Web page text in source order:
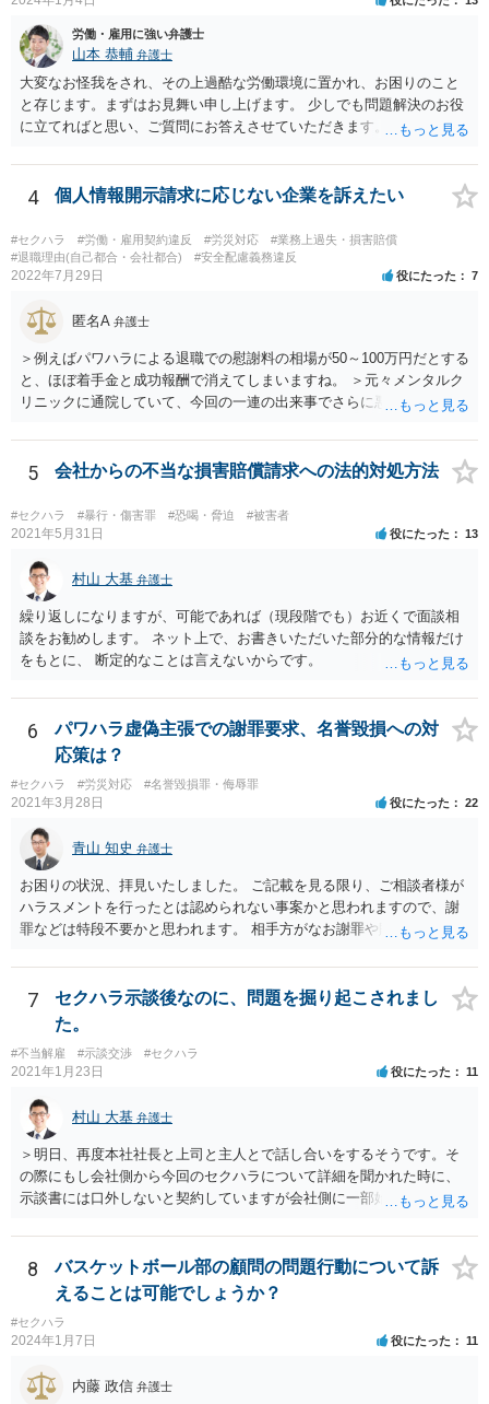
労働・雇用に強い弁護士
山本 恭輔 弁護士
大変なお怪我をされ、その上過酷な労働環境に置かれ、お困りのこと
と存じます。まずはお見舞い申し上げます。 少しでも問題解決のお役
に立てればと思い、ご質問にお答えさせていただきます。 ご相談者の
我に関しては労災保険からの給付や会社からの損害賠償が、過重労働
に関しては未払残業代の支払が受けられる可能性がある事案とお見受
けします。 請求が認められる可能性や採るべき手続を検討するには、
様々な事情のヒアリングや証拠資料の検討が必要になるため、今後の
方針の検討も含め、一度面談にて法律相談をされることをおすすめし
ます。
4 個人情報開示請求に応じない企業を訴えたい
#セクハラ #労働・雇用契約違反 #労災対応
#業務上過失・損害賠償
#退職理由(自己都合・会社都合)
#安全配慮義務違反
2022年7月29日 役にたった 7
匿名A 弁護士
＞例えばパワハラによる退職での慰謝料の相場が50～100万円だとする
と、ほぼ着手金と成功報酬で消えてしまいますね。 ＞元々メンタルク
リニックに通院していて、今回の一連の出来事でさらに悪化した事実
万が一、慰謝料請求が認められるにしても金額としては微々たるもの
かと思いますが、依頼する弁護士に詳細を説明したうえで指示を仰い
5 会社からの不当な損害賠償請求への法的対処方法
#セクハラ #暴行・傷害罪 #恐喝・脅迫 #被害者
2021年5月31日 役にたった 13
村山 大基 弁護士
繰り返しになりますが、可能であれば（現段階でも）お近くで面談相
談をお勧めします。 ネット上で、お書きいただいた部分的な情報だけ
をもとに、 断定的なことは言えないからです。
6
パワハラ虚偽主張での謝罪要求、名誉毀損への対
応策は？
#セクハラ #労災対応 #名誉毀損罪・侮辱罪
2021年3月28日 役にたった 22
青山 知史 弁護士
お困りの状況、拝見いたしました。 ご記載を見る限り、ご相談者様が
ハラスメントを行ったとは認められない事案かと思われますので、謝
罪などは特段不要かと思われます。 相手方がなお謝罪や賠償を要求す
訴訟などによって債務不存在確認などを求めることも可能です。 相手
方の行為は、ご相談者様の名誉や名誉感情を損なう事項を第三者に通
知したものであり、社内でも共有されている実態を考えれば、金額の
多寡は別として、名誉毀損に基づく損害賠償請求などが成立する可能
性もあるかと思われます。 本件に対する対応ですが、そもそも根拠を
欠く主張であり、会社としても相手方の請求を取り合うつもり事態が
ない可能性もあるかと思われます。 こうした場合であれば、結局は相
手方として、言い分がなにも通らないまま、断念ををすることにな
り、ご相談者様も直接に問題のある人物と接触を持たずに済むかと思
いますので、必ずしも、ご相談者様がコストをかけて、相手方を責め
るまでをしなくともよいかとも考えられます。 もっとも、ご相談者様
として本件行動が納得できない場合には、コスト面も生じることから
十分にご検討をいただく必要はあるかと思いますが、相手方に対して
正式な警告の書面を送ったり、名誉毀損に当たりうる行為について、
賠償を求めていく余地はあるかと思われます。
7
セクハラ示談後なのに、問題を掘り起こされまし
た。
#不当解雇 #示談交渉 #セクハラ
2021年1月23日 役にたった 11
村山 大基 弁護士
＞明日、再度本社社長と上司と主人とで話し合いをするそうです。そ
の際にもし会社側から今回のセクハラについて詳細を聞かれた時に、
示談書には口外しないと契約していますが会社側に一部始終を話して
合、どのように対応したら良いですか？ 一番無難なのは、①事前に弁
護士に相談してからにしたい、と伝え、②話し合いを延期してもらっ
てご主人が近くで法律相談に行くことです。 ネット上ですと、示談書
も確認できませんし、「言葉による下ネタ」がどのようなものか、示
談に至る具体的な経緯、示談後相手が会社に話した内容など、詳しい
事情がわかりません。これらの事情がわからずに、相談者さんからの
又聞きの情報だけをもとに回答するのは妥当ではないと考えるからで
す。
8
バスケットボール部の顧問の問題行動について訴
えることは可能でしょうか？
#セクハラ
2024年1月7日 役にたった 11
内藤 政信 弁護士